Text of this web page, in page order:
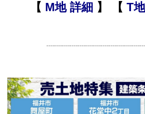
【 M地 詳細 】 【 T